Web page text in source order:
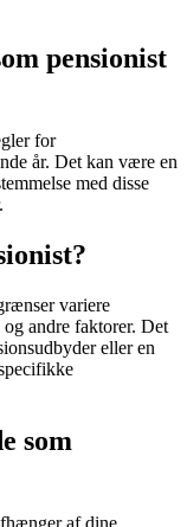
pensionist
for
år. Det kan være en
med disse
variere
andre faktorer. Det
eller en
som
af dine